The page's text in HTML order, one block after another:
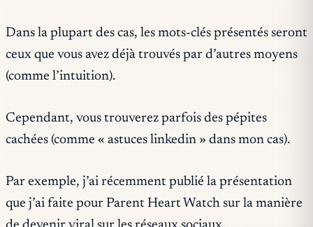
Dans la plupart des cas, les mots-clés présentés seront
ceux que vous avez déjà trouvés par d’autres moyens
(comme l’intuition).
Cependant, vous trouverez parfois des pépites
cachées (comme « astuces linkedin » dans mon cas).
Par exemple, j’ai récemment publié la présentation
que j’ai faite pour Parent Heart Watch sur la manière